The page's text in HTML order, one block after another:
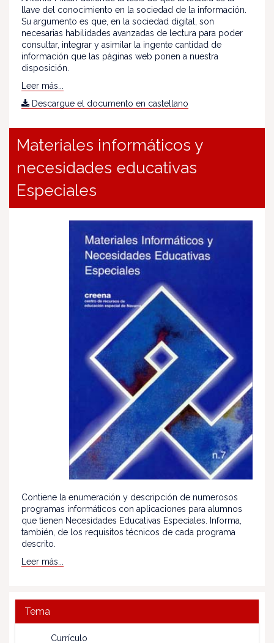
llave del conocimiento en la sociedad de la información.
Su argumento es que, en la sociedad digital, son
necesarias habilidades avanzadas de lectura para poder
consultar, integrar y asimilar la ingente cantidad de
información que las páginas web ponen a nuestra
disposición.
Leer más...
Descargue el documento en castellano
Materiales informáticos y
necesidades educativas
Especiales
Contiene la enumeración y descripción de numerosos
programas informáticos con aplicaciones para alumnos
que tienen Necesidades Educativas Especiales. Informa,
también, de los requisitos técnicos de cada programa
descrito.
Leer más...
Tema
Currículo